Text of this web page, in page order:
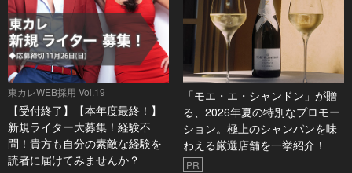
東カレWEB採用 Vol.19
【受付終了】【本年度最終！】
新規ライター大募集！経験不
問！貴方も自分の素敵な経験を
読者に届けてみませんか？
「モエ・エ・シャンドン」が贈
る、2026年夏の特別なプロモー
ション。極上のシャンパンを味
わえる厳選店舗を一挙紹介！
PR